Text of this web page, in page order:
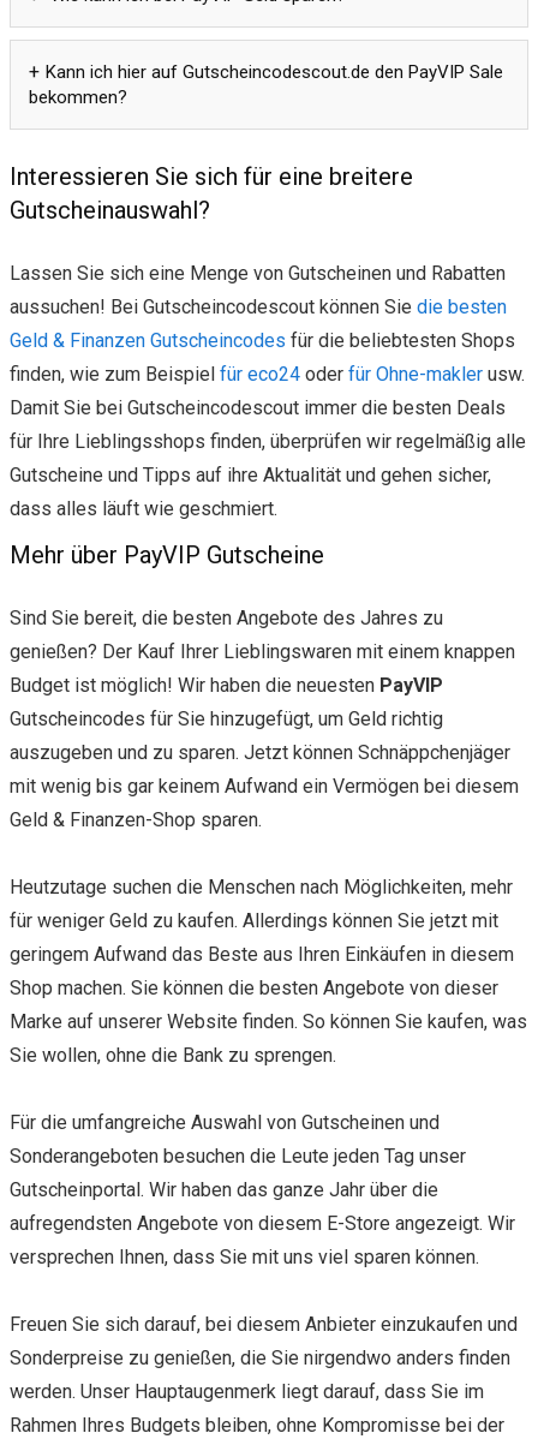
Kann ich hier auf Gutscheincodescout.de den PayVIP Sale
bekommen?
Interessieren Sie sich für eine breitere
Gutscheinauswahl?
Lassen Sie sich eine Menge von Gutscheinen und Rabatten
aussuchen! Bei Gutscheincodescout können Sie die besten
Geld & Finanzen Gutscheincodes für die beliebtesten Shops
finden, wie zum Beispiel für eco24 oder für Ohne-makler usw.
Damit Sie bei Gutscheincodescout immer die besten Deals
für Ihre Lieblingsshops finden, überprüfen wir regelmäßig alle
Gutscheine und Tipps auf ihre Aktualität und gehen sicher,
dass alles läuft wie geschmiert.
Mehr über PayVIP Gutscheine
Sind Sie bereit, die besten Angebote des Jahres zu
genießen? Der Kauf Ihrer Lieblingswaren mit einem knappen
Budget ist möglich! Wir haben die neuesten PayVIP
Gutscheincodes für Sie hinzugefügt, um Geld richtig
auszugeben und zu sparen. Jetzt können Schnäppchenjäger
mit wenig bis gar keinem Aufwand ein Vermögen bei diesem
Geld & Finanzen-Shop sparen.
Heutzutage suchen die Menschen nach Möglichkeiten, mehr
für weniger Geld zu kaufen. Allerdings können Sie jetzt mit
geringem Aufwand das Beste aus Ihren Einkäufen in diesem
Shop machen. Sie können die besten Angebote von dieser
Marke auf unserer Website finden. So können Sie kaufen, was
Sie wollen, ohne die Bank zu sprengen.
Für die umfangreiche Auswahl von Gutscheinen und
Sonderangeboten besuchen die Leute jeden Tag unser
Gutscheinportal. Wir haben das ganze Jahr über die
aufregendsten Angebote von diesem E-Store angezeigt. Wir
versprechen Ihnen, dass Sie mit uns viel sparen können.
Freuen Sie sich darauf, bei diesem Anbieter einzukaufen und
Sonderpreise zu genießen, die Sie nirgendwo anders finden
werden. Unser Hauptaugenmerk liegt darauf, dass Sie im
Rahmen Ihres Budgets bleiben, ohne Kompromisse bei der